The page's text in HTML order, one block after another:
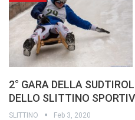
2° GARA DELLA
DELLO SLITTINO
SLITTINO Feb 3, 2020